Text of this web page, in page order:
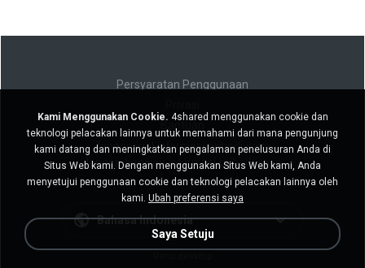
Persyaratan Penggunaan
Jangan jual informasi pribadi saya
Jangan bagikan informasi pribadi saya
Bahasa Indonesia
Kami Menggunakan Cookie. 4shared menggunakan cookie dan
teknologi pelacakan lainnya untuk memahami dari mana pengunjung
kami datang dan meningkatkan pengalaman penelusuran Anda di
Situs Web kami. Dengan menggunakan Situs Web kami, Anda
menyetujui penggunaan cookie dan teknologi pelacakan lainnya oleh
kami. Ubah preferensi saya
Saya Setuju